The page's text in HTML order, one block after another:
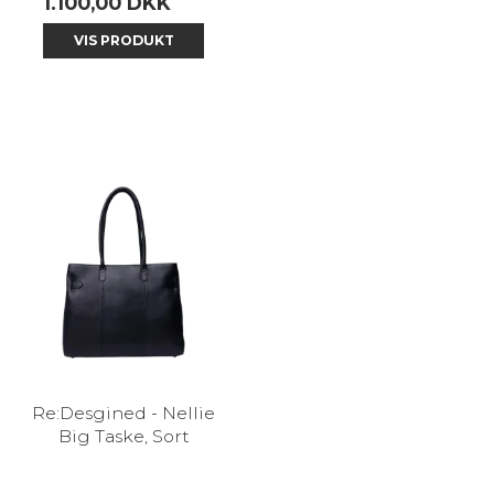
VIS PRODUKT
Re:Desgined - Nellie
Big Taske, Sort